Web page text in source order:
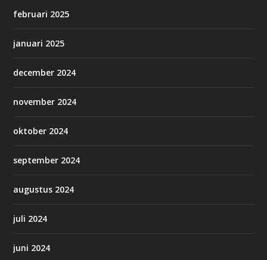
februari 2025
januari 2025
december 2024
november 2024
oktober 2024
september 2024
augustus 2024
juli 2024
juni 2024